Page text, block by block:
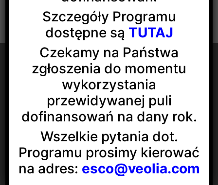
Veolia Energia Łódź S.A.
ul. J.Andrzejewskiej 5
92-550 Łódź
Social media:
Szczegóły Programu
dostępne są TUTAJ
Czekamy na Państwa
zgłoszenia do momentu
wykorzystania
przewidywanej puli
dofinansowań na dany rok.
Wszelkie pytania dot.
Programu prosimy kierować
na adres: esco@veolia.com